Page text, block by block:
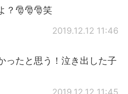
？🎅🎅🎅笑
2019.12.12 11:46
ったと思う！泣き出した子